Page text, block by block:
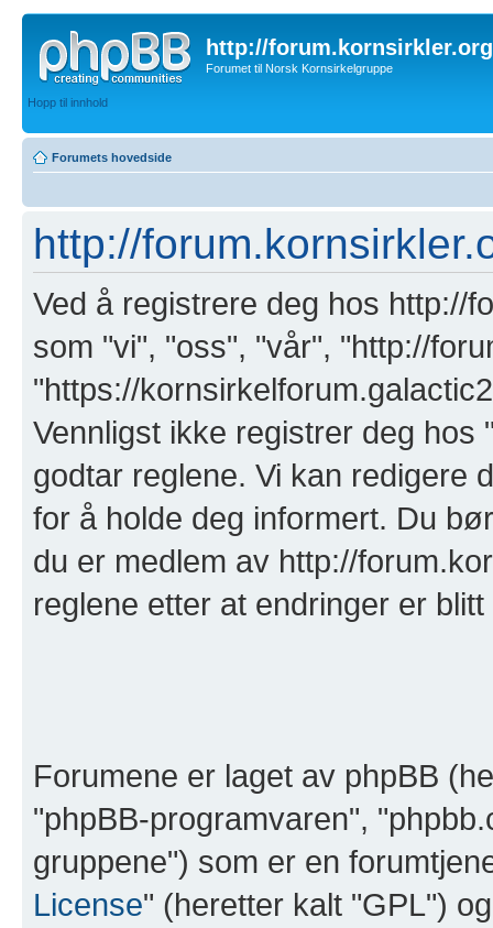
http://forum.kornsirkler.org
Forumet til Norsk Kornsirkelgruppe
Hopp til innhold
Forumets hovedside
http://
Ved å registrere deg hos http://
som "vi", "oss", "vår", "http://
"https://
Vennligst ikke registrer deg
godtar reglene. Vi kan redigere
for å holde deg informert. Du
du er medlem av http://
reglene etter at endringer er blitt
Forumene er laget av phpBB
"phpBB-programvaren",
gruppene") som er en
License" (heretter kalt "GPL")